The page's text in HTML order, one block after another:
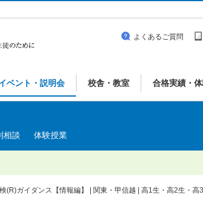
ベント・説明会 校舎・教室 合格実績・
よくあるご質問
相談 体験授業
(R)ガイダンス【情報編】 | 関東・甲信越 | 高1生・高2生・高